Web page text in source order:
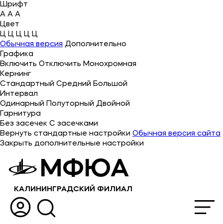
Шрифт
A A A
Цвет
Ц Ц Ц Ц Ц
Обычная версия Дополнительно
Графика
Включить Отключить Монохромная
Кернинг
Стандартный Средний Большой
Интервал
Одинарный Полуторный Двойной
Гарнитура
Без засечек С засечками
Вернуть стандартные настройки Обычная версия сайта
Закрыть дополнительные настройки
МФЮА
КАЛИНИНГРАДСКИЙ ФИЛИАЛ
Об университете
Лицензии и документы
Сведения об образовательной организации
Абитуриенту
Наука
Абитуриентам
Студентам
Выпускникам
Карьера